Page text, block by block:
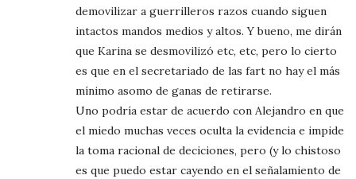
demovilizar a guerrilleros razos cuando siguen
intactos mandos medios y altos. Y bueno, me dirán
que Karina se desmovilizó etc, etc, pero lo cierto
es que en el secretariado de las fart no hay el más
mínimo asomo de ganas de retirarse.
Uno podría estar de acuerdo con Alejandro en que
el miedo muchas veces oculta la evidencia e impide
la toma racional de deciciones, pero (y lo chistoso
es que puedo estar cayendo en el señalamiento de